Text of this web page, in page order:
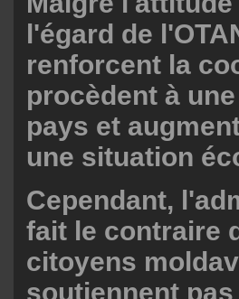
l'égard de
renforcent la
procèdent à
pays et
une situation
Cependant,
fait le contraire
citoyens
soutiennent